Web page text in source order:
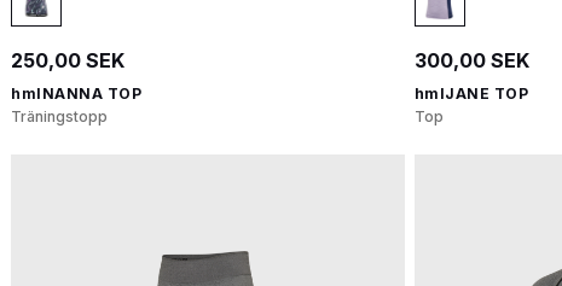
250,00 SEK
hmlNANNA TOP
Träningstopp
300,00 SEK
hmlJANE TOP
Top